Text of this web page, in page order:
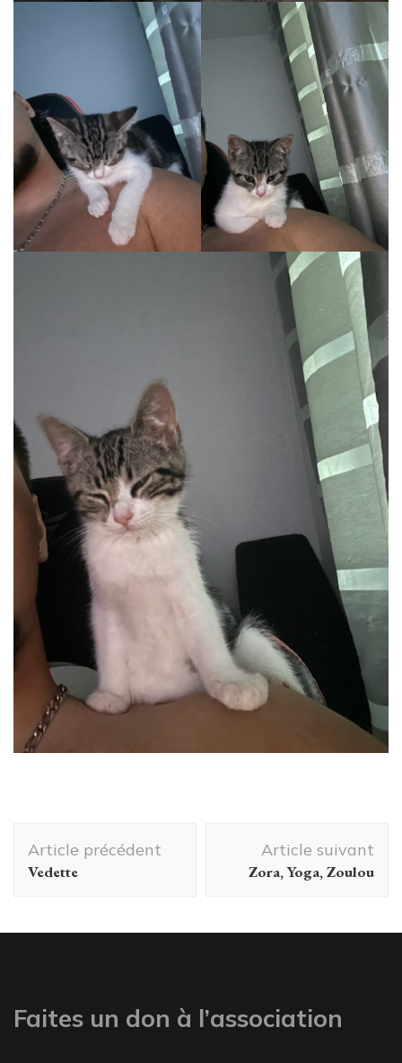
d'article
Article précédent
Vedette
Article suivant
Zora, Yoga, Zoulou
Faites un don à l’association